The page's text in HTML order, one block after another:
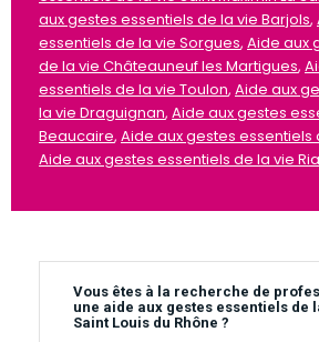
aux gestes essentiels de la vie Barjols,
essentiels de la vie Sorgues, Aide aux
de la vie Châteauneuf les Martigues,
essentiels de la vie Toulon, Aide aux
la vie Draguignan, Aide aux gestes
Beaucaire, Aide aux gestes essentiels
Aide aux gestes essentiels de la vie
Vous êtes à la recherche de
une aide aux gestes essentiels de
Saint Louis du Rhône ?